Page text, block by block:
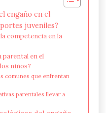
engaño en el
juveniles?
competencia en la
parental en el
niños?
comunes que enfrentan
parentales llevar a